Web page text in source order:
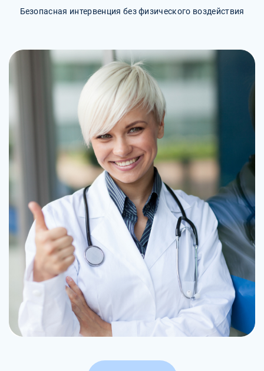
Безопасная интервенция без физического воздействия